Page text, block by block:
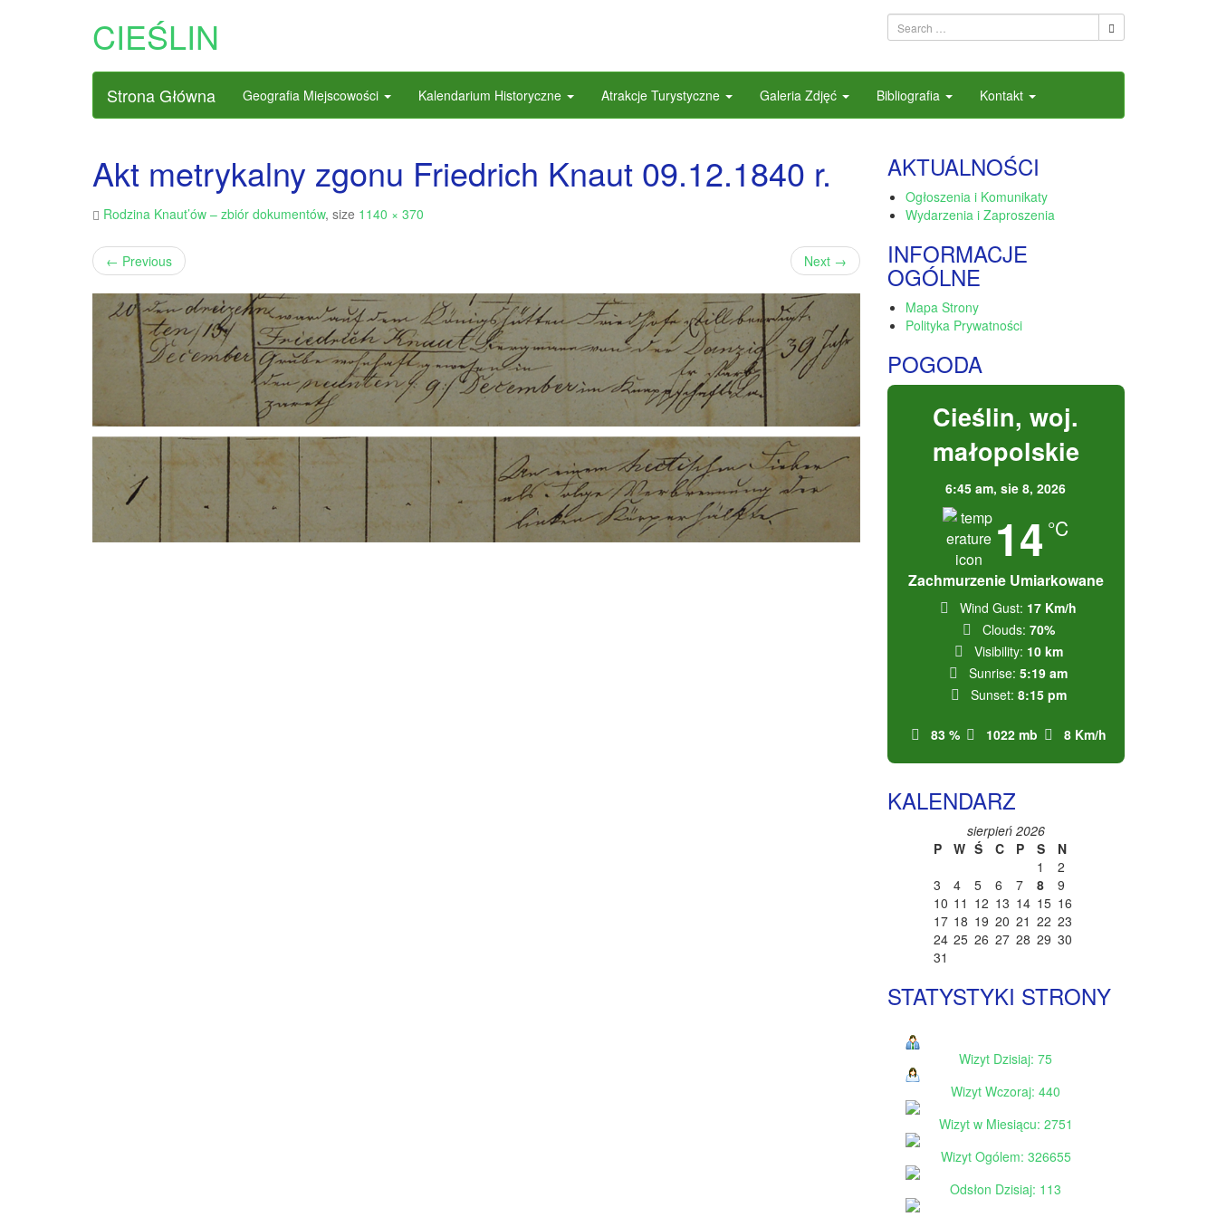
CIEŚLIN
Strona Główna Geografia Miejscowości Kalendarium Historyczne Atrakcje Turystyczne Galeria Zdjęć Bibliografia Kontakt
Akt metrykalny zgonu Friedrich Knaut 09.12.1840 r.
Rodzina Knaut’ów – zbiór dokumentów, size 1140 × 370
← Previous Next →
AKTUALNOŚCI
Ogłoszenia i Komunikaty
Wydarzenia i Zaproszenia
INFORMACJE
OGÓLNE
Mapa Strony
Polityka Prywatności
POGODA
Cieślin, woj.
małopolskie
6:45 am,sie 8, 2026
14 °C
Zachmurzenie Umiarkowane
83 % 1022 mb 8 Km/h
Wind Gust: 17 Km/h
Clouds: 70%
Visibility: 10 km
Sunrise: 5:19 am
Sunset: 8:15 pm
KALENDARZ
sierpień 2026
P
W Ś C P S
N
1
2
3
4 5 6 7 8
9
10 11 12 13 14 15 16
17 18 19 20 21 22 23
24 25 26 27 28 29 30
31
STATYSTYKI STRONY
Wizyt Dzisiaj: 75
Wizyt Wczoraj: 440
Wizyt w Miesiącu: 2751
Wizyt Ogólem: 326655
Odsłon Dzisiaj: 113